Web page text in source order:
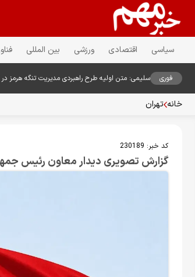
سیاسی اقتصادی ورزشی بین المللی
فوری سلیمی: متن اولیه طرح راهبردی مدیریت تنگه هرمز
خانه تهران
کد خبر: 230189
گزارش تصویری دیدار معاون رئیس